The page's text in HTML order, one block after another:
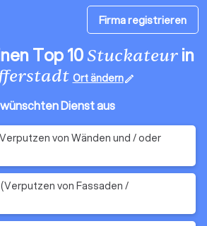
Firma registrieren
Top 10Stuckateurin
Ort ändernedit
Dienst aus
von Wänden und / oder
von Fassaden /